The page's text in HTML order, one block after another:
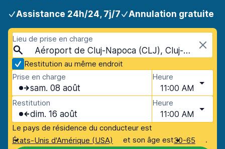
Assistance 24h/24, 7j/7 Annulation gratuite
Lieu de prise en charge
Aéroport de Cluj-Napoca (CLJ), Cluj-Napoca, Roumanie
Restitution au même endroit
Prise en charge
sam. 08 août
Heure
11:00 AM
Restitution
dim. 16 août
Heure
11:00 AM
Le pays de résidence du conducteur est
États-Unis d'Amérique (USA)
et son âge est30-65 .